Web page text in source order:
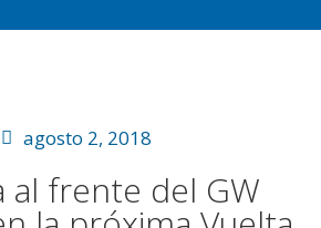
agosto 2, 2018
al frente del GW